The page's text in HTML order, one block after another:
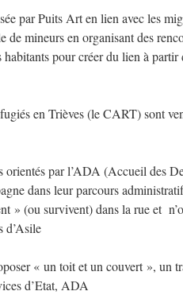
par Puits Art en lien avec les
de mineurs en organisant des
pour créer du lien à partir
en Trièves (le CART) sont
par l’ADA (Accueil des
dans leur parcours
» (ou survivent) dans la rue et
d’Asile
« un toit et un couvert », un
d’Etat, ADA